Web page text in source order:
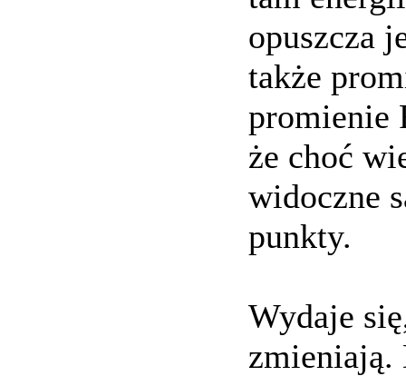
opuszcza
także
promienie
że choć
widoczne
punkty.
Wydaje
zmieniają.